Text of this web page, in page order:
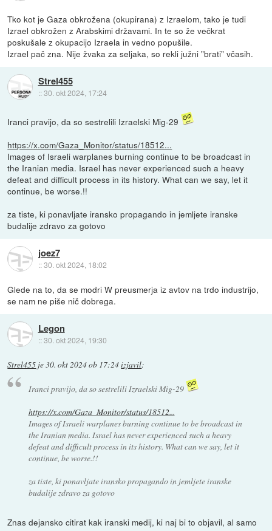
Tko kot je Gaza obkrožena (okupirana) z Izraelom, tako je tudi
Izrael obkrožen z Arabskimi državami. In te so že večkrat
poskušale z okupacijo Izraela in vedno popušile.
Izrael pač zna. Nije žvaka za seljaka, so rekli južni "brati" včasih.
Strel455
::30. okt 2024, 17:24
Iranci pravijo, da so sestrelili Izraelski Mig-29
https://x.com/Gaza_Monitor/status/18512...
Images of Israeli warplanes burning continue to be broadcast in
the Iranian media. Israel has never experienced such a heavy
defeat and difficult process in its history. What can we say, let it
continue, be worse.!!
za tiste, ki ponavljate iransko propagando in jemljete iranske
budalije zdravo za gotovo
joez7
::30. okt 2024, 18:02
Glede na to, da se modri W preusmerja iz avtov na trdo industrijo,
se nam ne piše nič dobrega.
Legon
::30. okt 2024, 19:30
Strel455 je30. okt 2024 ob 17:24izjavil:
Iranci pravijo, da so sestrelili Izraelski Mig-29
https://x.com/Gaza_Monitor/status/18512...
Images of Israeli warplanes burning continue to be broadcast in
the Iranian media. Israel has never experienced such a heavy
defeat and difficult process in its history. What can we say, let it
continue, be worse.!!
za tiste, ki ponavljate iransko propagando in jemljete iranske
budalije zdravo za gotovo
Znas dejansko citirat kak iranski medij, ki naj bi to objavil, al samo